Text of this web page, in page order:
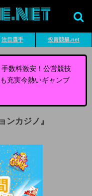
注目選手 投資競艇.net
数料激安！公営競技
充実今熱いギャンブ
ンカジノ』